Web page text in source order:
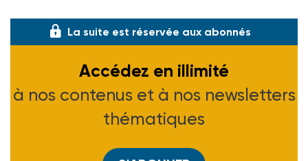
La suite est réservée aux abonnés
Accédez en illimité
à nos contenus et à nos newsletters
thématiques